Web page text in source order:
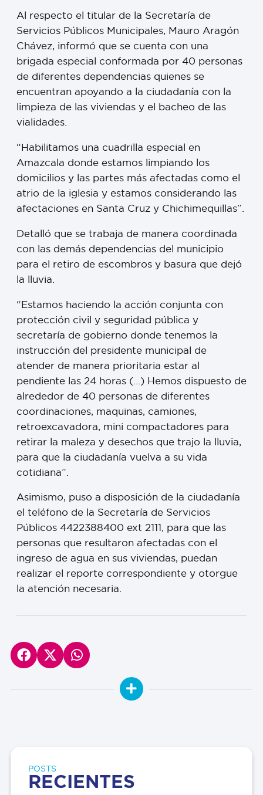
Al respecto el titular de la Secretaría de
Servicios Públicos Municipales, Mauro Aragón
Chávez, informó que se cuenta con una
brigada especial conformada por 40 personas
de diferentes dependencias quienes se
encuentran apoyando a la ciudadanía con la
limpieza de las viviendas y el bacheo de las
vialidades.
“Habilitamos una cuadrilla especial en
Amazcala donde estamos limpiando los
domicilios y las partes más afectadas como el
atrio de la iglesia y estamos considerando las
afectaciones en Santa Cruz y Chichimequillas”.
Detalló que se trabaja de manera coordinada
con las demás dependencias del municipio
para el retiro de escombros y basura que dejó
la lluvia.
“Estamos haciendo la acción conjunta con
protección civil y seguridad pública y
secretaría de gobierno donde tenemos la
instrucción del presidente municipal de
atender de manera prioritaria estar al
pendiente las 24 horas (…) Hemos dispuesto de
alrededor de 40 personas de diferentes
coordinaciones, maquinas, camiones,
retroexcavadora, mini compactadores para
retirar la maleza y desechos que trajo la lluvia,
para que la ciudadanía vuelva a su vida
cotidiana”.
Asimismo, puso a disposición de la ciudadanía
el teléfono de la Secretaría de Servicios
Públicos 4422388400 ext 2111, para que las
personas que resultaron afectadas con el
ingreso de agua en sus viviendas, puedan
realizar el reporte correspondiente y otorgue
la atención necesaria.
POSTS
RECIENTES